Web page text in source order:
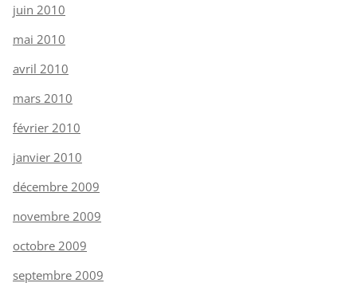
juin 2010
mai 2010
avril 2010
mars 2010
février 2010
janvier 2010
décembre 2009
novembre 2009
octobre 2009
septembre 2009